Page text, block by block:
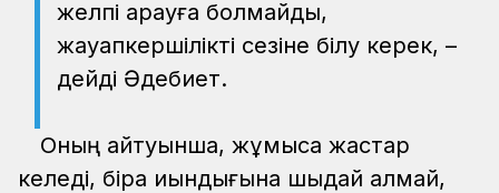
желпі қарауға болмайды,
жауапкершілікті сезіне білу керек, –
дейді Әдебиет.
Оның айтуынша, жұмысқа жастар
келеді, бірақ қиындығына шыдай алмай,